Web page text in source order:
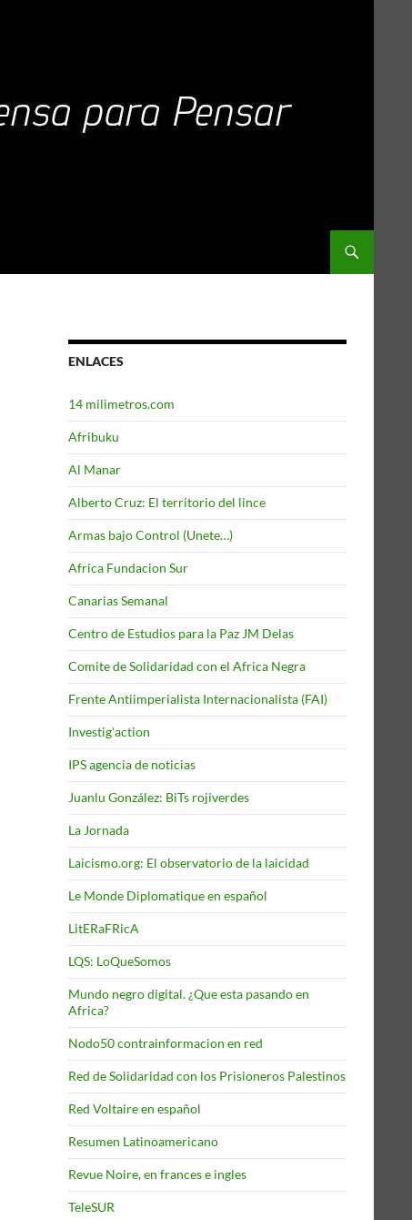
ENLACES
14 milimetros.com
Afribuku
Al Manar
Alberto Cruz: El territorio del lince
Armas bajo Control (Unete…)
Africa Fundacion Sur
Canarias Semanal
Centro de Estudios para la Paz JM Delas
Comite de Solidaridad con el Africa Negra
Frente Antiimperialista Internacionalista (FAI)
Investig'action
IPS agencia de noticias
Juanlu González: BiTs rojiverdes
La Jornada
Laicismo.org: El observatorio de la laicidad
Le Monde Diplomatique en español
LitERaFRicA
LQS: LoQueSomos
Mundo negro digital. ¿Que esta pasando en
Africa?
Nodo50 contrainformacion en red
Red de Solidaridad con los Prisioneros Palestinos
Red Voltaire en español
Resumen Latinoamericano
Revue Noire, en frances e ingles
TeleSUR